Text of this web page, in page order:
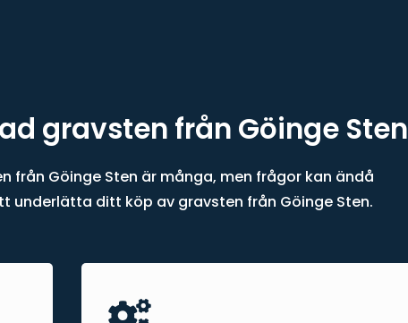
gravsten från Göinge Sten
från Göinge Sten är många, men frågor kan ändå
underlätta ditt köp av gravsten från Göinge Sten.
